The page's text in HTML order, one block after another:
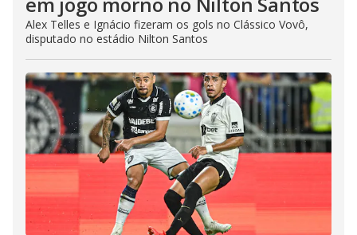
Alex Telles e Ignácio fizeram os gols no Clássico Vovô,
disputado no estádio Nilton Santos